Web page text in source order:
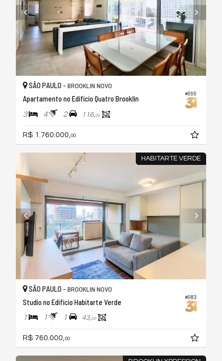
#999
SÃO PAULO - BROOKLIN NOVO
Apartamento no Edifício Quatro Brooklin
3 4 2 116,00
R$ 1.760.000, 00
HABITARTE VERDE
#983
SÃO PAULO - BROOKLIN NOVO
Studio no Edifício Habitarte Verde
1 1 1 43,00
R$ 760.000,00